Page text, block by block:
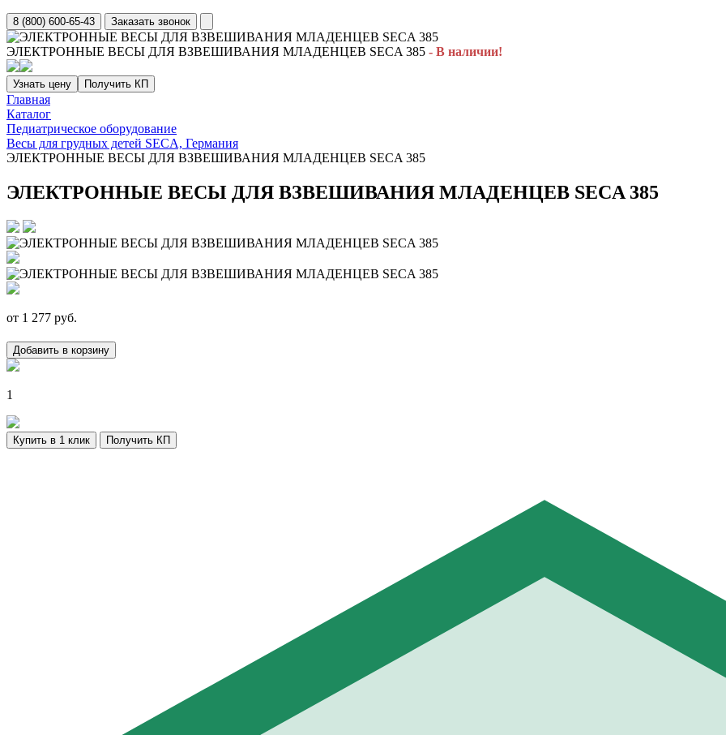
8 (800) 600-65-43 Заказать звонок
ЭЛЕКТРОННЫЕ ВЕСЫ ДЛЯ ВЗВЕШИВАНИЯ МЛАДЕНЦЕВ SECA 385 - В наличии!
Узнать цену Получить КП
Главная
Каталог
Педиатрическое оборудование
Весы для грудных детей SECA, Германия
ЭЛЕКТРОННЫЕ ВЕСЫ ДЛЯ ВЗВЕШИВАНИЯ МЛАДЕНЦЕВ SECA 385
ЭЛЕКТРОННЫЕ ВЕСЫ ДЛЯ ВЗВЕШИВАНИЯ МЛАДЕНЦЕВ SECA 385
от 1 277 руб.
Добавить в корзину
1
Купить в 1 клик Получить КП